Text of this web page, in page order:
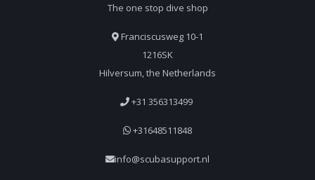
The one stop dive shop
Franciscusweg 10-1
1216SK
Hilversum, the Netherlands
+31 356313499
+31648511848
info@scubasupport.nl